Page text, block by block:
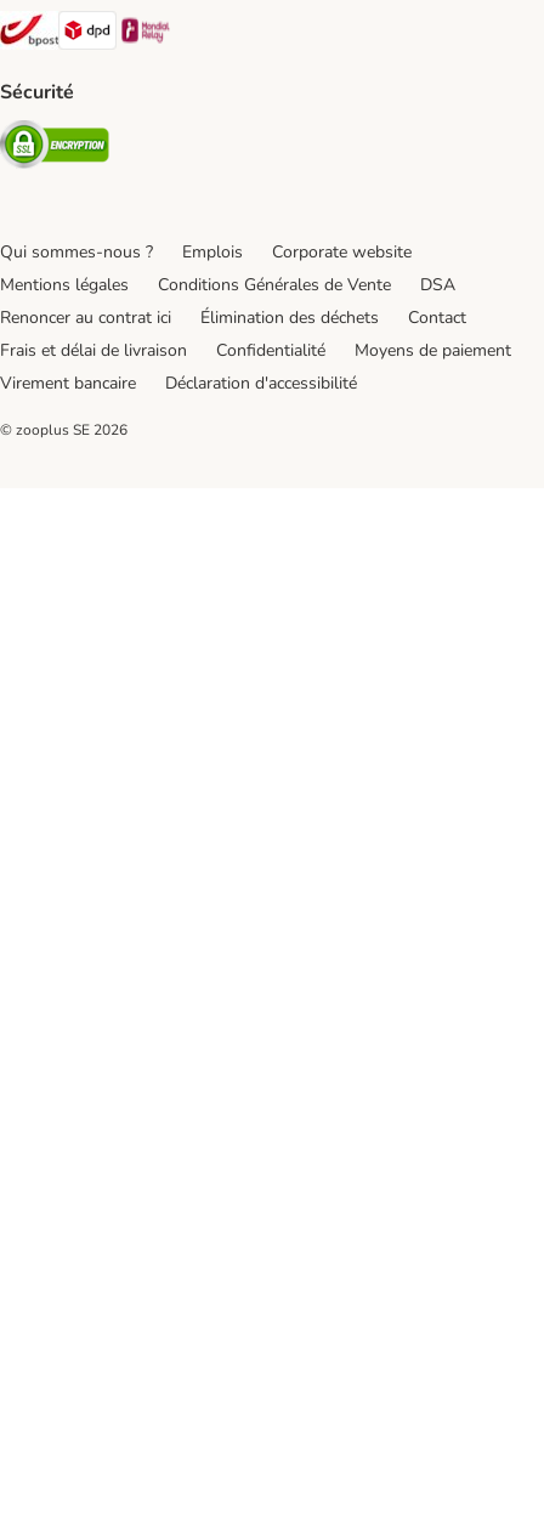
Bpost Shipping Method
DPD Shipping Method
Sécurité
Security
Qui sommes-nous ? Emplois
Corporate website
Mentions légales
Conditions Générales de Vente
DSA
Renoncer au contrat ici
Élimination des déchets
Contact
Frais et délai de livraison
Confidentialité
Moyens de paiement
Virement bancaire
Déclaration d'accessibilité
© zooplus SE 2026